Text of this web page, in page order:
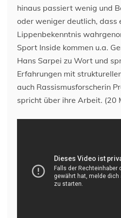
hinaus passiert wenig und
oder weniger deutlich, dass
Lippenbekenntnis
Sport Inside kommen u.a.
Hans Sarpei zu Wort und
Erfahrungen mit
auch Rassismusforscherin
spricht über ihre Arbeit. (20